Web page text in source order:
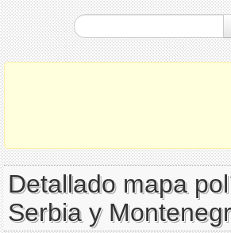
Detallado mapa
Serbia y